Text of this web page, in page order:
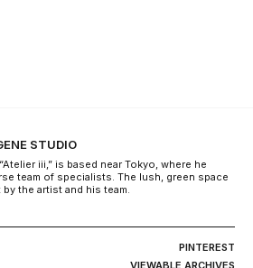
STUDIO
iii,” is based near Tokyo, where he
team of specialists. The lush, green space
the artist and his team.
PINTEREST
VIEWABLE ARCHIVES